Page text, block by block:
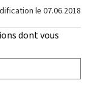
le 07.06.2018
dont vous